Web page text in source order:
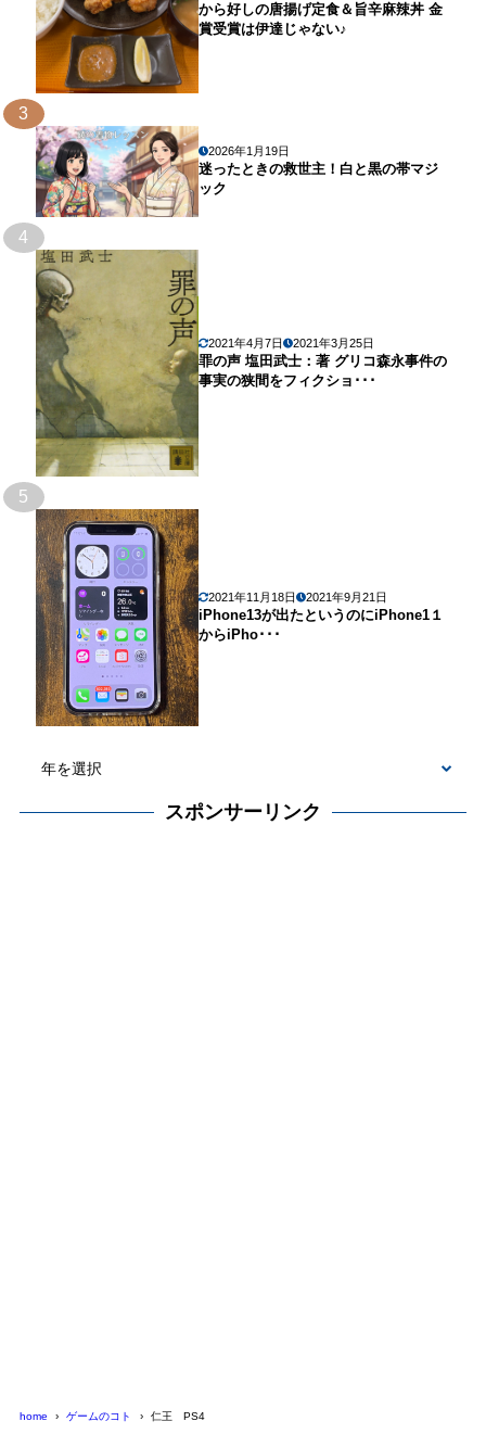
から好しの唐揚げ定食＆旨辛麻辣丼 金
賞受賞は伊達じゃない♪
3
2026年1月19日
迷ったときの救世主！白と黒の帯マジ
ック
4
2021年4月7日 2021年3月25日
罪の声 塩田武士：著 グリコ森永事件の
事実の狭間をフィクショ･･･
5
2021年11月18日 2021年9月21日
iPhone13が出たというのにiPhone1１
からiPho･･･
スポンサーリンク
home ゲームのコト 仁王 PS4